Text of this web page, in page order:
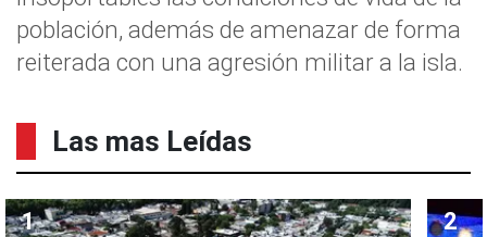
población, además de amenazar de forma
reiterada con una agresión militar a la isla.
Las mas Leídas